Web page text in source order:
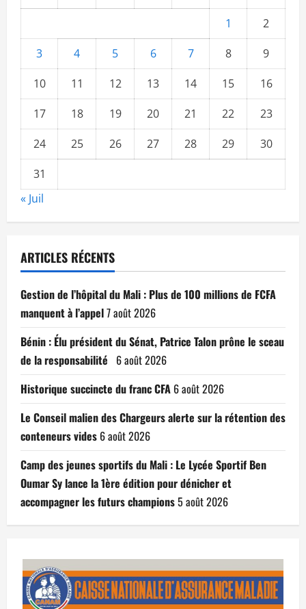
1
2
3
4 5 6 7 8
9
10
11 12 13 14 15
16
17
18 19 20 21 22
23
24
25 26 27 28 29
30
31
« Juil
ARTICLES RÉCENTS
Gestion de l’hôpital du Mali : Plus de 100 millions de FCFA
manquent à l’appel7 août 2026
Bénin : Élu président du Sénat, Patrice Talon prône le sceau
de la responsabilité 6 août 2026
Historique succincte du franc CFA 6 août 2026
Le Conseil malien des Chargeurs alerte sur la rétention des
conteneurs vides 6 août 2026
Camp des jeunes sportifs du Mali : Le Lycée Sportif Ben
Oumar Sy lance la 1ère édition pour dénicher et
accompagner les futurs champions5 août 2026